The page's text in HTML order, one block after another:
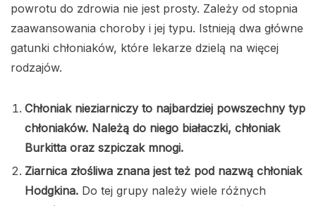
powrotu do zdrowia nie jest prosty. Zależy od stopnia
zaawansowania choroby i jej typu. Istnieją dwa główne
gatunki chłoniaków, które lekarze dzielą na więcej
rodzajów.
Chłoniak nieziarniczy to najbardziej powszechny typ
chłoniaków. Należą do niego białaczki, chłoniak
Burkitta oraz szpiczak mnogi.
Ziarnica złośliwa znana jest też pod nazwą chłoniak
Hodgkina. Do tej grupy należy wiele różnych